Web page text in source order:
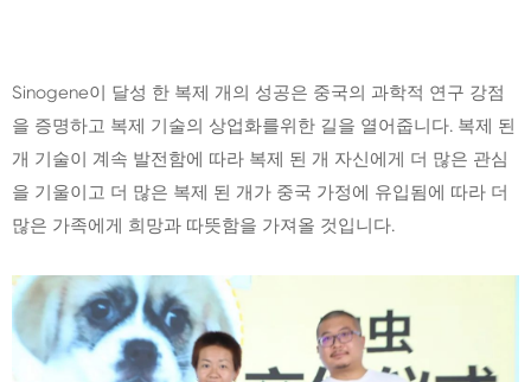
Sinogene이 달성 한 복제 개의 성공은 중국의 과학적 연구 강점
을 증명하고 복제 기술의 상업화를위한 길을 열어줍니다. 복제 된
개 기술이 계속 발전함에 따라 복제 된 개 자신에게 더 많은 관심
을 기울이고 더 많은 복제 된 개가 중국 가정에 유입됨에 따라 더
많은 가족에게 희망과 따뜻함을 가져올 것입니다.